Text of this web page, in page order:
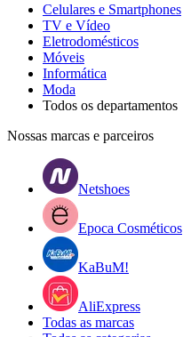
Celulares e Smartphones
TV e Vídeo
Eletrodomésticos
Móveis
Informática
Moda
Todos os departamentos
Nossas marcas e parceiros
Netshoes
Epoca Cosméticos
KaBuM!
AliExpress
Todas as marcas